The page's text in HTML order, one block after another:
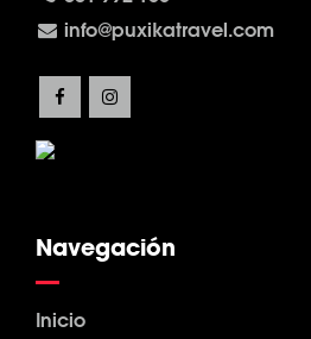
info@puxikatravel.com
Navegación
Inicio